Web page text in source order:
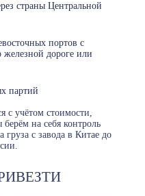
страны Центральной
портов с
дороге или
партий
с учётом стоимости,
на себя контроль
с завода в Китае до